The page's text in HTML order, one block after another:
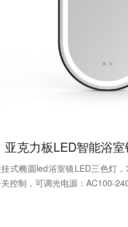
亚克力板LED智能浴
式椭圆led浴室镜LED三色灯
控制，可调光电源：AC100-